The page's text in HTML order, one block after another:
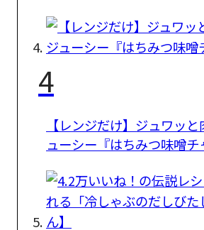
4
【レンジだけ】ジュワッ
ューシー『はちみつ味噌チ